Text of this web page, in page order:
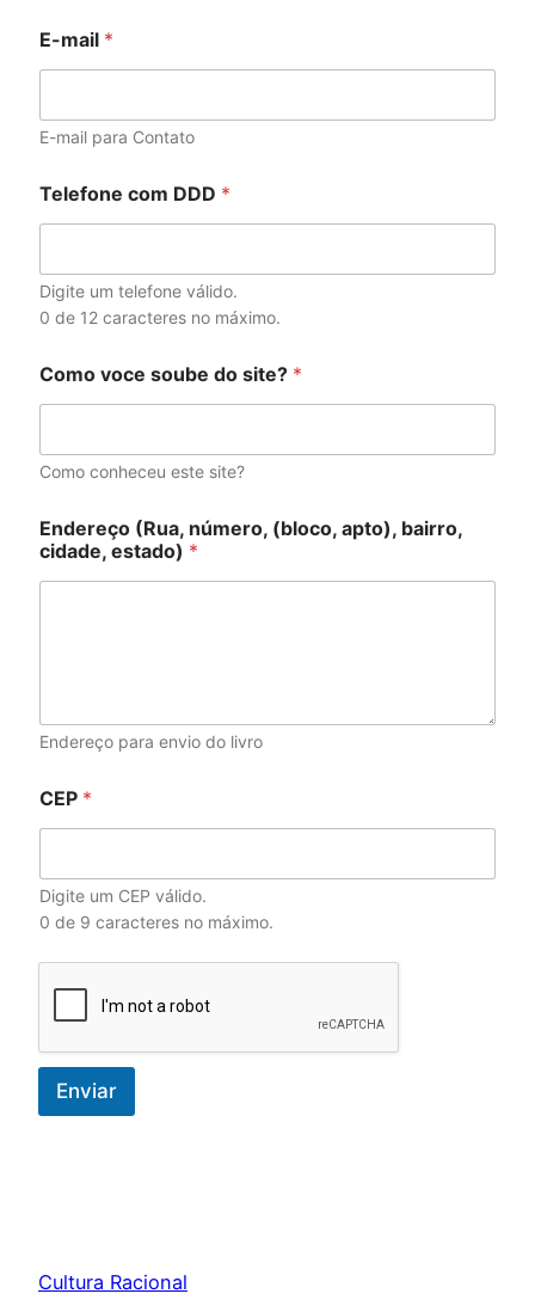
E-mail *
E-mail para Contato
s
t
d
o
)
m
e
i
t
?
Telefone com DDD *
Digite um telefone válido.
0 de 12 caracteres no máximo.
Como voce soube do site? *
Como conheceu este site?
Endereço (Rua, número, (bloco, apto), bairro,
cidade, estado) *
Endereço para envio do livro
CEP *
Digite um CEP válido.
0 de 9 caracteres no máximo.
Enviar
Cultura Racional